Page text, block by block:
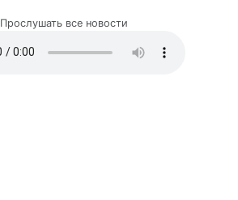
Прослушать все новости